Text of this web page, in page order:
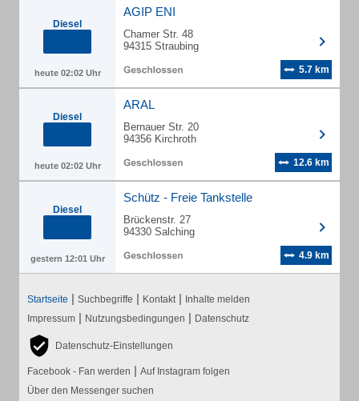
Diesel
heute 02:02 Uhr
AGIP ENI
Chamer Str. 48
94315 Straubing
5.7 km
Diesel
heute 02:02 Uhr
ARAL
Bernauer Str. 20
94356 Kirchroth
12.6 km
Diesel
gestern 12:01 Uhr
Schütz - Freie Tankstelle
Brückenstr. 27
94330 Salching
4.9 km
Startseite | Suchbegriffe | Kontakt | Inhalte melden
Impressum | Nutzungsbedingungen | Datenschutz
Datenschutz-Einstellungen
Facebook - Fan werden | Auf Instagram folgen
Über den Messenger suchen